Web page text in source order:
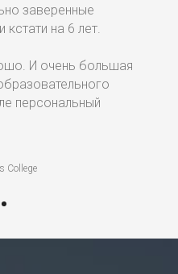
заверенные
на 6 лет.
И очень большая
персональный
College